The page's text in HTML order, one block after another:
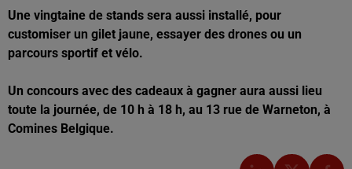
Une vingtaine de stands sera aussi installé, pour
customiser un gilet jaune, essayer des drones ou un
parcours sportif et vélo.
Un concours avec des cadeaux à gagner aura aussi lieu
toute la journée, de 10 h à 18 h, au 13 rue de Warneton, à
Comines Belgique.